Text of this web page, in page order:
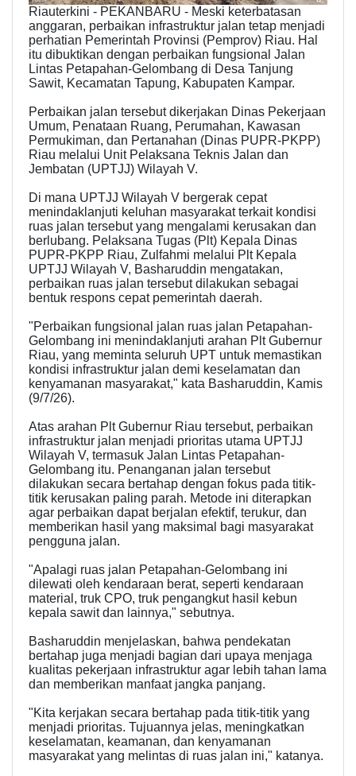
Riauterkini - PEKANBARU - Meski keterbatasan
anggaran, perbaikan infrastruktur jalan tetap menjadi
perhatian Pemerintah Provinsi (Pemprov) Riau. Hal
itu dibuktikan dengan perbaikan fungsional Jalan
Lintas Petapahan-Gelombang di Desa Tanjung
Sawit, Kecamatan Tapung, Kabupaten Kampar.
Perbaikan jalan tersebut dikerjakan Dinas Pekerjaan
Umum, Penataan Ruang, Perumahan, Kawasan
Permukiman, dan Pertanahan (Dinas PUPR-PKPP)
Riau melalui Unit Pelaksana Teknis Jalan dan
Jembatan (UPTJJ) Wilayah V.
Di mana UPTJJ Wilayah V bergerak cepat
menindaklanjuti keluhan masyarakat terkait kondisi
ruas jalan tersebut yang mengalami kerusakan dan
berlubang. Pelaksana Tugas (Plt) Kepala Dinas
PUPR-PKPP Riau, Zulfahmi melalui Plt Kepala
UPTJJ Wilayah V, Basharuddin mengatakan,
perbaikan ruas jalan tersebut dilakukan sebagai
bentuk respons cepat pemerintah daerah.
"Perbaikan fungsional jalan ruas jalan Petapahan-
Gelombang ini menindaklanjuti arahan Plt Gubernur
Riau, yang meminta seluruh UPT untuk memastikan
kondisi infrastruktur jalan demi keselamatan dan
kenyamanan masyarakat," kata Basharuddin, Kamis
(9/7/26).
Atas arahan Plt Gubernur Riau tersebut, perbaikan
infrastruktur jalan menjadi prioritas utama UPTJJ
Wilayah V, termasuk Jalan Lintas Petapahan-
Gelombang itu. Penanganan jalan tersebut
dilakukan secara bertahap dengan fokus pada titik-
titik kerusakan paling parah. Metode ini diterapkan
agar perbaikan dapat berjalan efektif, terukur, dan
memberikan hasil yang maksimal bagi masyarakat
pengguna jalan.
"Apalagi ruas jalan Petapahan-Gelombang ini
dilewati oleh kendaraan berat, seperti kendaraan
material, truk CPO, truk pengangkut hasil kebun
kepala sawit dan lainnya," sebutnya.
Basharuddin menjelaskan, bahwa pendekatan
bertahap juga menjadi bagian dari upaya menjaga
kualitas pekerjaan infrastruktur agar lebih tahan lama
dan memberikan manfaat jangka panjang.
"Kita kerjakan secara bertahap pada titik-titik yang
menjadi prioritas. Tujuannya jelas, meningkatkan
keselamatan, keamanan, dan kenyamanan
masyarakat yang melintas di ruas jalan ini," katanya.